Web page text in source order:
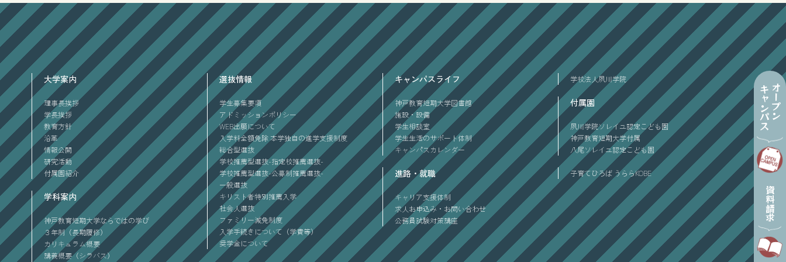
大学案内
理事長挨拶
学長挨拶
教育方針
沿革
情報公開
研究活動
付属園紹介
学科案内
神戸教育短期大学ならではの学び
３年制（長期履修）
カリキュラム概要
講義概要（シラバス）
選抜情報
学生募集要項
アドミッションポリシー
WEB出願について
入学料全額免除 本学独自の進学支援制度
総合型選抜
学校推薦型選抜-指定校推薦選抜-
学校推薦型選抜-公募制推薦選抜-
一般選抜
キリスト者特別推薦入学
社会人選抜
ファミリー減免制度
入学手続きについて（学費等）
奨学金について
キャンパスライフ
神戸教育短期大学図書館
施設・設備
学生相談室
学生生活のサポート体制
キャンパスカレンダー
進路・就職
キャリア支援体制
求人お申込み・お問い合わせ
公務員試験対策講座
学校法人夙川学院
付属園
夙川学院ソレイユ認定こども園
神戸教育短期大学付属
八尾ソレイユ認定こども園
子育てひろば うららKOBE
オープン
キャンパス
資料請求